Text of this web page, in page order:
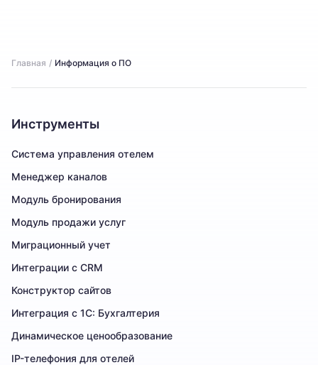
Главная / Информация о ПО
Инструменты
Система управления отелем
Менеджер каналов
Модуль бронирования
Модуль продажи услуг
Миграционный учет
Интеграции с CRM
Конструктор сайтов
Интеграция с 1С: Бухгалтерия
Динамическое ценообразование
IP-телефония для отелей